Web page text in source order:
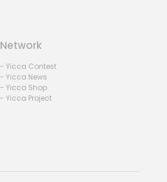
Network
- Yicca Contest
- Yicca News
- Yicca Shop
- Yicca Project